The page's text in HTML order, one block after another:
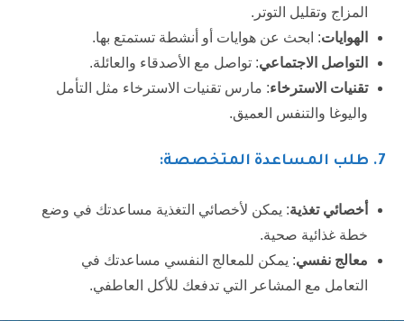
المزاج وتقليل التوتر.
الهوايات: ابحث عن هوايات أو أنشطة تستمتع بها.
التواصل الاجتماعي: تواصل مع الأصدقاء والعائلة.
تقنيات الاسترخاء: مارس تقنيات الاسترخاء مثل التأمل
واليوغا والتنفس العميق.
7. طلب المساعدة المتخصصة:
أخصائي تغذية: يمكن لأخصائي التغذية مساعدتك في وضع
خطة غذائية صحية.
معالج نفسي: يمكن للمعالج النفسي مساعدتك في
التعامل مع المشاعر التي تدفعك للأكل العاطفي.